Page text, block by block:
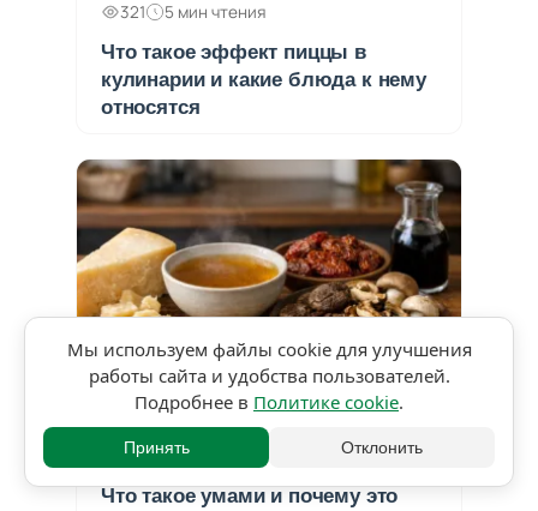
321 5 мин чтения
Что такое эффект пиццы в
кулинарии и какие блюда к нему
относятся
★★★★★ 5,0 • 1 оценка
476 5 мин чтения
Что такое умами и почему это
Мы используем файлы cookie для улучшения
работы сайта и удобства пользователей.
Подробнее в Политике cookie.
Принять Отклонить